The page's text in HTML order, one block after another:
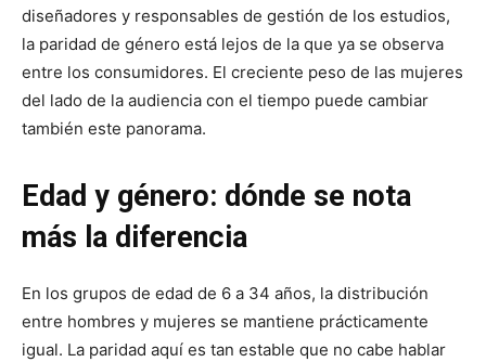
diseñadores y responsables de gestión de los estudios,
la paridad de género está lejos de la que ya se observa
entre los consumidores. El creciente peso de las mujeres
del lado de la audiencia con el tiempo puede cambiar
también este panorama.
Edad y género: dónde se nota
más la diferencia
En los grupos de edad de 6 a 34 años, la distribución
entre hombres y mujeres se mantiene prácticamente
igual. La paridad aquí es tan estable que no cabe hablar